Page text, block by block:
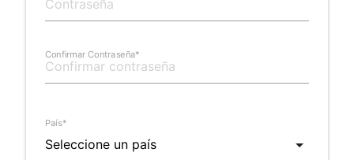
Confirmar Contraseña*
País*